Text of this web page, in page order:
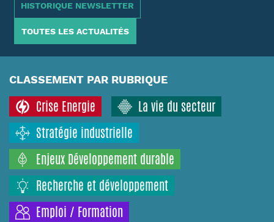
HISTORIQUE NEWSLETTER
TOUTES LES ACTUALITÉS
CLASSEMENT PAR RUBRIQUE
Crise Energie
La vie du secteur
Stratégie industrielle
Enjeux Développement durable
Recherche et développement
Emploi / Formation